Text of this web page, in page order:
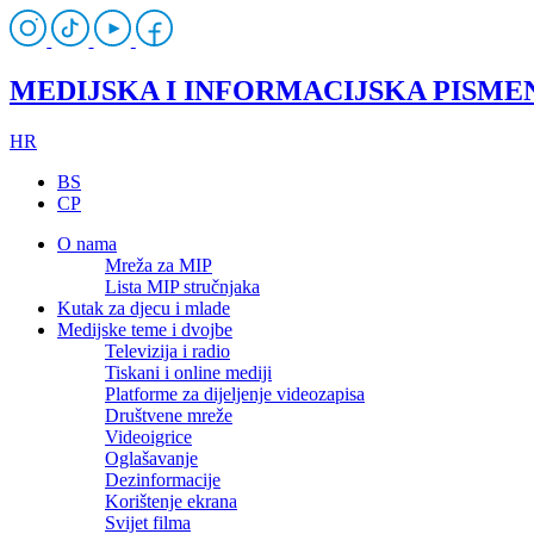
MEDIJSKA I INFORMACIJSKA
HR
BS
CP
O nama
Mreža za MIP
Lista MIP stručnjaka
Kutak za djecu i mlade
Medijske teme i dvojbe
Televizija i radio
Tiskani i online mediji
Platforme za dijeljenje videozapisa
Društvene mreže
Videoigrice
Oglašavanje
Dezinformacije
Korištenje ekrana
Svijet filma